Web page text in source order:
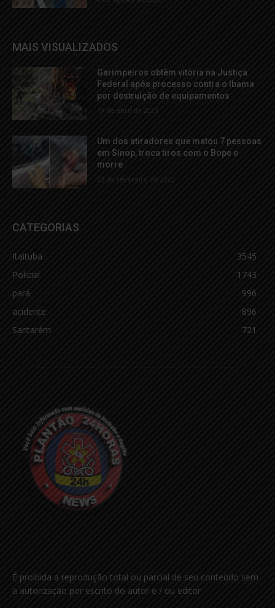
MAIS VISUALIZADOS
Garimpeiros obtêm vitória na Justiça
Federal após processo contra o Ibama
por destruição de equipamentos
19 de abril de 2023
Um dos atiradores que matou 7 pessoas
em Sinop, troca tiros com o Bope e
morre
22 de fevereiro de 2023
CATEGORIAS
Itaituba
3545
Policial
1743
pará
996
acidente
896
Santarém
721
É proibida a reprodução total ou parcial de seu conteúdo sem
a autorização por escrito do autor e / ou editor